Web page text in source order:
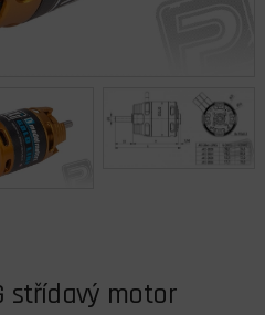
střídavý motor